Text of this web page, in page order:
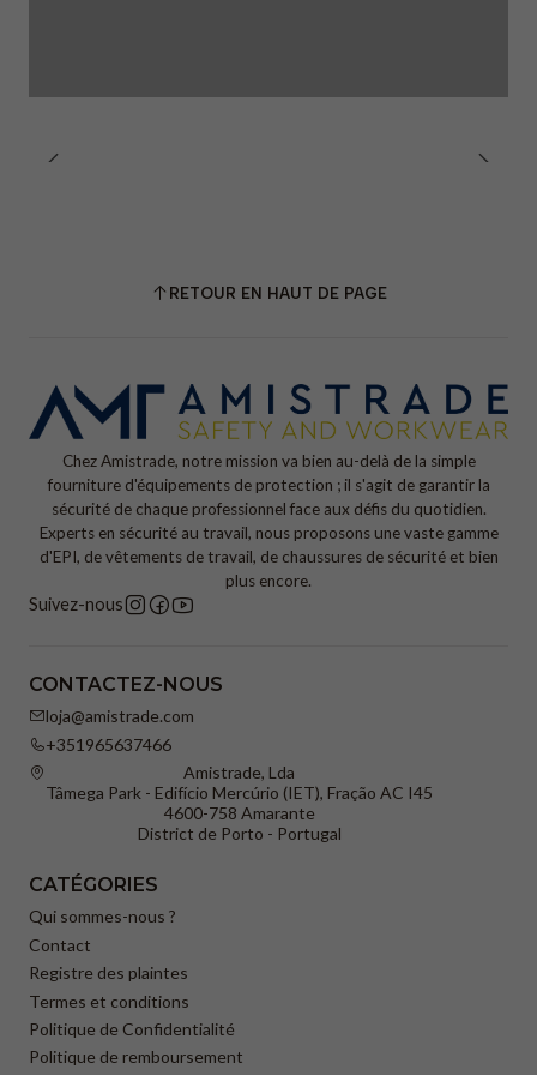
RETOUR EN HAUT DE PAGE
Chez Amistrade, notre mission va bien au-delà de la simple
fourniture d'équipements de protection ; il s'agit de garantir la
sécurité de chaque professionnel face aux défis du quotidien.
Experts en sécurité au travail, nous proposons une vaste gamme
d'EPI, de vêtements de travail, de chaussures de sécurité et bien
plus encore.
Suivez-nous
CONTACTEZ-NOUS
loja@amistrade.com
+351965637466
Amistrade, Lda
Tâmega Park - Edifício Mercúrio (IET), Fração AC I45
4600-758 Amarante
District de Porto - Portugal
CATÉGORIES
Qui sommes-nous ?
Contact
Registre des plaintes
Termes et conditions
Politique de Confidentialité
Politique de remboursement